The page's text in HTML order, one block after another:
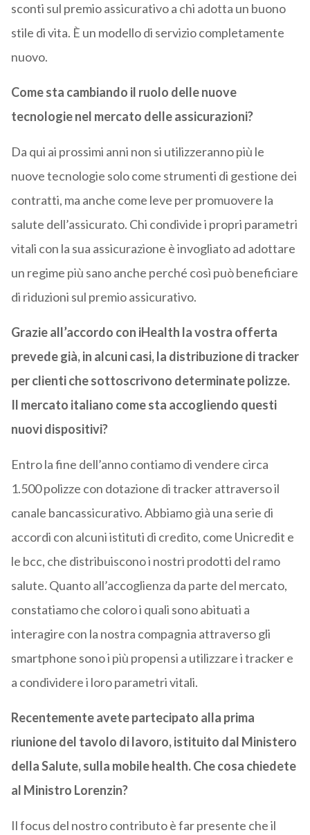
sconti sul premio assicurativo a chi adotta un buono
stile di vita. È un modello di servizio completamente
nuovo.
Come sta cambiando il ruolo delle nuove
tecnologie nel mercato delle assicurazioni?
Da qui ai prossimi anni non si utilizzeranno più le
nuove tecnologie solo come strumenti di gestione dei
contratti, ma anche come leve per promuovere la
salute dell’assicurato. Chi condivide i propri parametri
vitali con la sua assicurazione è invogliato ad adottare
un regime più sano anche perché così può beneficiare
di riduzioni sul premio assicurativo.
Grazie all’accordo con iHealth la vostra offerta
prevede già, in alcuni casi, la distribuzione di tracker
per clienti che sottoscrivono determinate polizze.
Il mercato italiano come sta accogliendo questi
nuovi dispositivi?
Entro la fine dell’anno contiamo di vendere circa
1.500 polizze con dotazione di tracker attraverso il
canale bancassicurativo. Abbiamo già una serie di
accordi con alcuni istituti di credito, come Unicredit e
le bcc, che distribuiscono i nostri prodotti del ramo
salute. Quanto all’accoglienza da parte del mercato,
constatiamo che coloro i quali sono abituati a
interagire con la nostra compagnia attraverso gli
smartphone sono i più propensi a utilizzare i tracker e
a condividere i loro parametri vitali.
Recentemente avete partecipato alla prima
riunione del tavolo di lavoro, istituito dal Ministero
della Salute, sulla mobile health. Che cosa chiedete
al Ministro Lorenzin?
Il focus del nostro contributo è far presente che il